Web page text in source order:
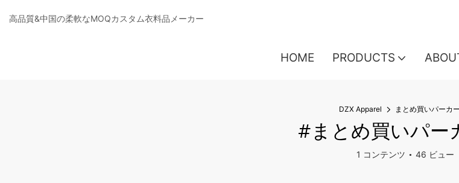
高品質&中国の柔軟なMOQカスタム衣料品メーカー
HOME PRODUCTS
DZX Apparel まとめ買いパーカ
#まとめ買いパー
1 コンテンツ 46 ビュー